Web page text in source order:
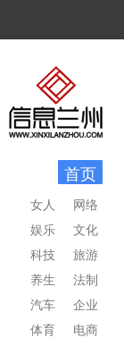
首页
网络
文化
旅游
法制
企业
电商
女人
娱乐
科技
养生
汽车
体育